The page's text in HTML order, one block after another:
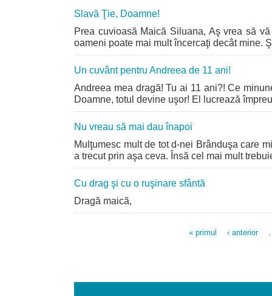
Slavă Ţie, Doamne!
Prea cuvioasă Maică Siluana, Aş vrea să
oameni poate mai mult încercaţi decât mine.
Un cuvânt pentru Andreea de 11 ani!
Andreea mea dragă! Tu ai 11 ani?! Ce
Doamne, totul devine uşor! El lucrează
Nu vreau să mai dau înapoi
Mulţumesc mult de tot d-nei Brânduşa care
a trecut prin aşa ceva. Însă cel mai mult
Cu drag şi cu o ruşinare sfântă
Dragă maică,
« primul ‹ anterior